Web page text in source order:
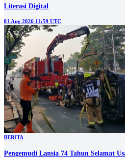
Literasi Digital
01 Aug 2026 11:59 UTC
BERITA
Pengemudi Lansia 74 Tahun Selamat